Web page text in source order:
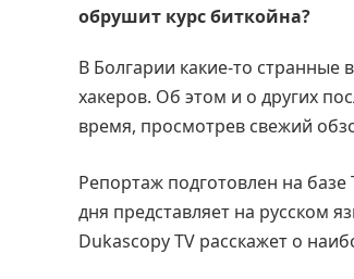
обрушит курс биткойна?
В Болгарии какие-то странные
хакеров. Об этом и о других
время, просмотрев свежий
Репортаж подготовлен на
дня представляет на русском
Dukascopy TV расскажет о